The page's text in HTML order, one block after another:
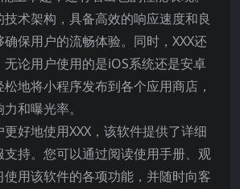
术架构，具备高效的响应速度和良
保用户的流畅体验。同时，XXX还
论用户使用的是iOS系统还是安卓
地将小程序发布到各个应用商店，
和曝光率。
好地使用XXX，该软件提供了详细
支持。您可以通过阅读使用手册、观
用该软件的各项功能，并随时向客